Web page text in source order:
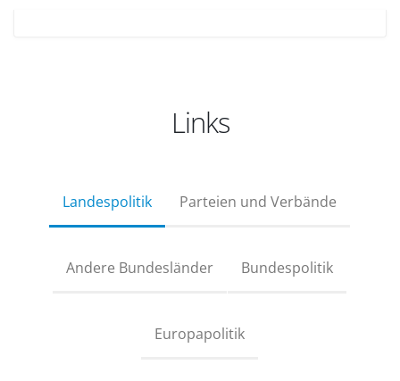
Links
Landespolitik Parteien und Verbände
Andere Bundesländer Bundespolitik
Europapolitik